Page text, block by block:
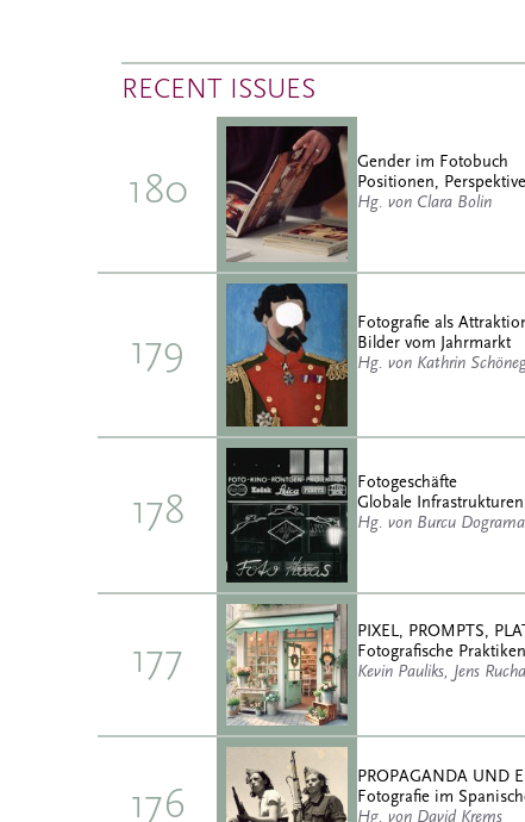
RECENT ISSUES
180
Gender im Fotobuch
Positionen,
Hg. von Clara Bolin
179
Fotografie als
Bilder vom Jahrmarkt
Hg. von Kathrin
178
Fotogeschäfte
Globale
Hg. von Burcu
177
PIXEL, PROMPTS,
Fotografische
Kevin Pauliks, Jens
176
PROPAGANDA UND
Fotografie im
Hg. von David Krems